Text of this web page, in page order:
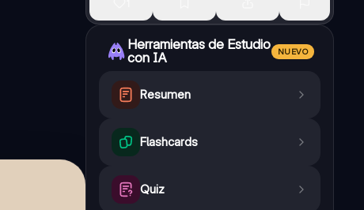
Herramientas de Estudio
con IA
NUEVO
Resumen
Flashcards
Quiz